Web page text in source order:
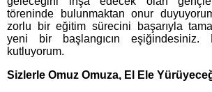
töreninde bulunmaktan onur
zorlu bir eğitim sürecini başarıyla
yeni bir başlangıcın eşiğindesiniz.
kutluyorum.
Sizlerle Omuz Omuza, El Ele